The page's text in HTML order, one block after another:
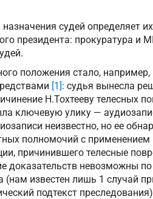
судей определяет
президента: прокуратура
положения стало,
[1]: судья вынесла
Н.Тохтееву телесных
ключевую улику —
неизвестно, но ее
полномочий с применением
причинившего телесные
доказательств невозможны
известен лишь 1 случай
подтекст